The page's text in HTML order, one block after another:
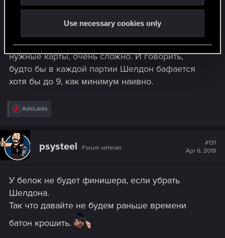
Use necessary cookies only
прокручивалась, муллиганы помогали что-то
найти, но получилось собрать это чудо только
Так вот, при текущей прокрутке, находить
нужные карты, очень сложно. И говорить,
будто бы в каждой партии Шелдон бафается
хотя бы до 9, как минимум наивно.
R
c
t
i
o
:
AdeLaida
psysteel Forum veteran
#131
Apr 6, 2019
У белок не будет финишера, если убрать
Шелдона.
Так что давайте не будем раньше времени
батон крошить.